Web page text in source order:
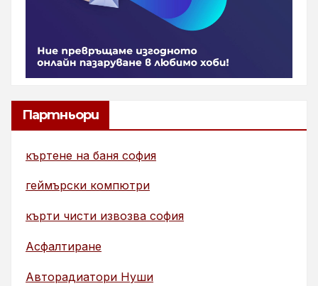
Партньори
къртене на баня софия
геймърски компютри
кърти чисти извозва софия
Асфалтиране
Авторадиатори Нуши